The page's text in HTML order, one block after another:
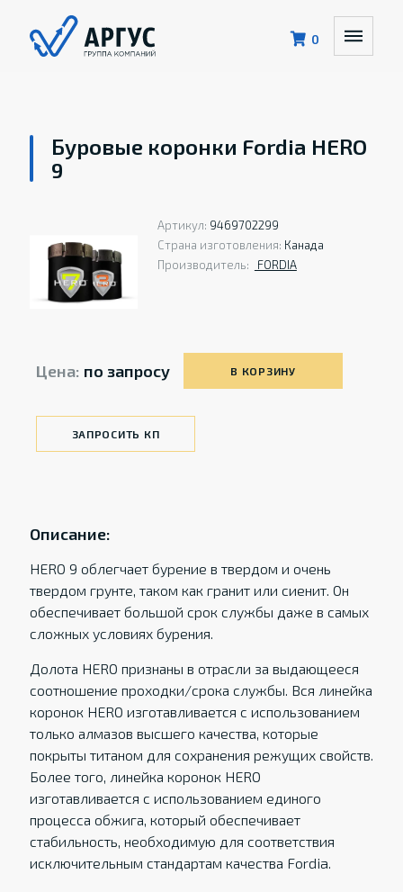
0
Буровые коронки Fordia HERO
9
Артикул: 9469702299
Страна изготовления: Канада
Производитель:
FORDIA
Цена: по запросу В КОРЗИНУ
ЗАПРОСИТЬ КП
Описание:
HERO 9 облегчает бурение в твердом и очень
твердом грунте, таком как гранит или сиенит. Он
обеспечивает большой срок службы даже в самых
сложных условиях бурения.
Долота HERO признаны в отрасли за выдающееся
соотношение проходки/срока службы. Вся линейка
коронок HERO изготавливается с использованием
только алмазов высшего качества, которые
покрыты титаном для сохранения режущих свойств.
Более того, линейка коронок HERO
изготавливается с использованием единого
процесса обжига, который обеспечивает
стабильность, необходимую для соответствия
исключительным стандартам качества Fordia.